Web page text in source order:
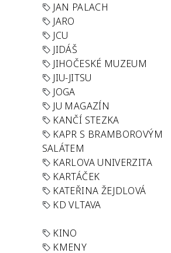
JAN PALACH
JARO
JCU
JIDÁŠ
JIHOČESKÉ MUZEUM
JIU-JITSU
JOGA
JU MAGAZÍN
KANČÍ STEZKA
KAPR S BRAMBOROVÝM
SALÁTEM
KARLOVA UNIVERZITA
KARTÁČEK
KATEŘINA ŽEJDLOVÁ
KD VLTAVA
KINO
KMENY